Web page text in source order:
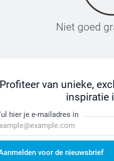
Niet goed
Profiteer van unieke,
inspiratie
hier je e-mailadres in
voor de nieuwsbrief